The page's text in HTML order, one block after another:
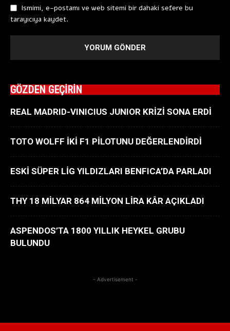
Ismimi, e-postamı ve web sitemi bir dahaki sefere bu
tarayıcıya kaydet.
GÖZDEN GEÇİRİN
REAL MADRID-VINICIUS JUNIOR KRİZİ SONA ERDİ
TOTO WOLFF İKİ F1 PİLOTUNU DEĞERLENDİRDİ
ESKİ SÜPER LİG YILDIZLARI BENFICA’DA PARLADI
THY 18 MİLYAR 864 MİLYON LİRA KÂR AÇIKLADI
ASPENDOS’TA 1800 YILLIK HEYKEL GRUBU
BULUNDU
- Advertisement -